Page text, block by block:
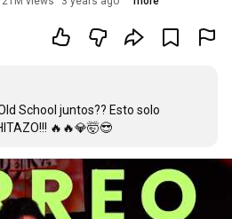
School juntos?? Esto solo
🔥🔥💎🤯😎